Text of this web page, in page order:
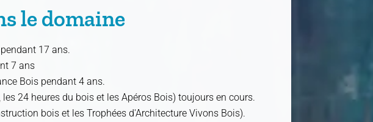
le domaine
17 ans.
7 ans
Bois pendant 4 ans.
24 heures du bois et les Apéros Bois) toujours en cours.
bois et les Trophées d'Architecture Vivons Bois).